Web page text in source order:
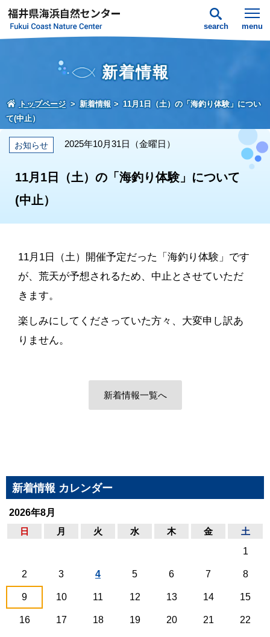
search menu
新着情報
トップページ 新着情報
11月1日（土）の「海釣り体験」につい
て(中止）
お知らせ 2025年10月31日（金曜日）
11月1日（土）の「海釣り体験」について
(中止）
11月1日（土）開催予定だった「海釣り体験」です
が、荒天が予想されるため、中止とさせていただ
きます。
楽しみにしてくださっていた方々、大変申し訳あ
りません。
新着情報一覧へ
新着情報 カレンダー
2026年8月
日
月 火 水 木 金
土
1
2 3 4 5 6 7 8
9 10 11 12 13 14 15
16 17 18 19 20 21 22